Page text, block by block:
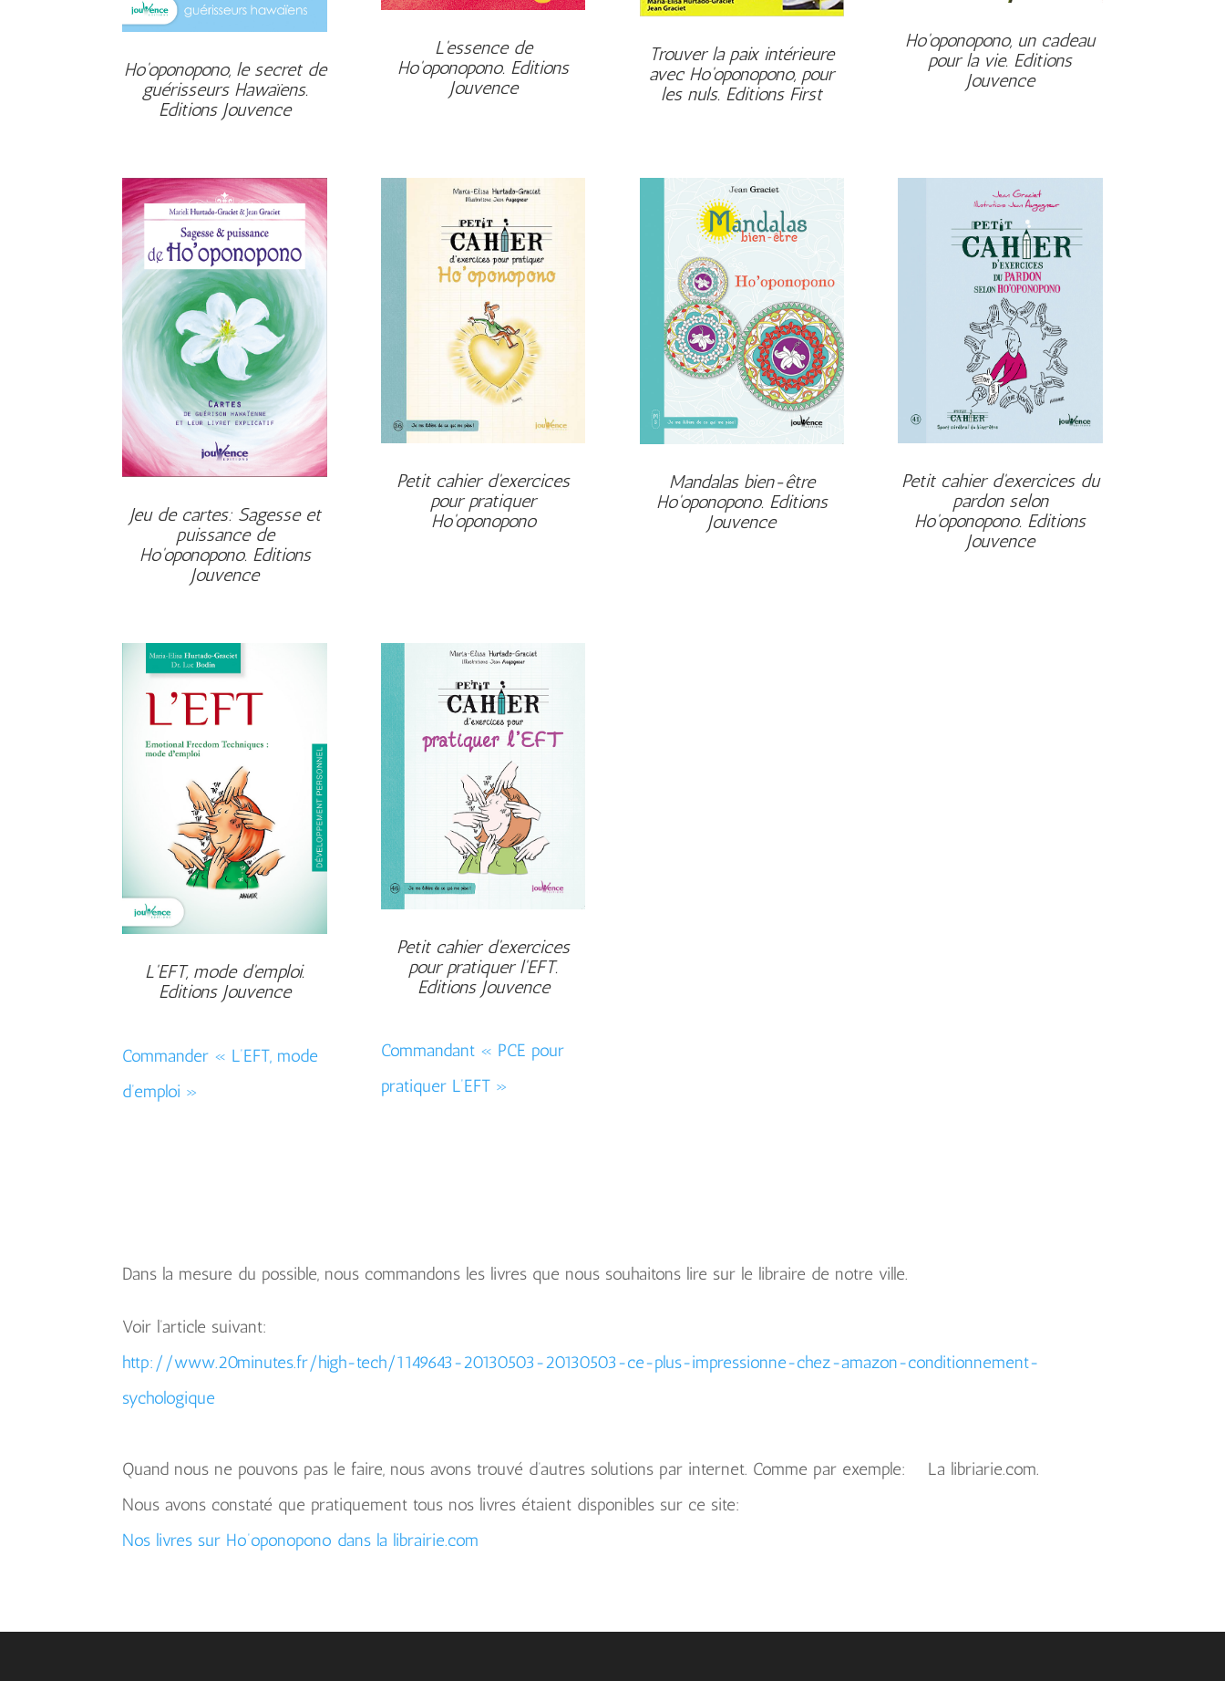
Ho'oponopono, le secret de
guérisseurs Hawaïens.
Editions Jouvence
L'essence de
Ho'oponopono. Editions
Jouvence
Trouver la paix intérieure
avec Ho'oponopono, pour
les nuls. Editions First
Ho'oponopono, un cadeau
pour la vie. Editions
Jouvence
Jeu de cartes: Sagesse et
puissance de
Ho'oponopono. Editions
Jouvence
Petit cahier d'exercices
pour pratiquer
Ho'oponopono
Mandalas bien-être
Ho'oponopono. Editions
Jouvence
Petit cahier d'exercices du
pardon selon
Ho'oponopono. Editions
Jouvence
L'EFT, mode d'emploi.
Editions Jouvence
Commander « L’EFT, mode
d’emploi »
Petit cahier d'exercices
pour pratiquer l'EFT.
Editions Jouvence
Commandant « PCE pour
pratiquer L’EFT »
Dans la mesure du possible, nous commandons les livres que nous souhaitons lire sur le libraire de notre ville.
Voir l’article suivant:
http://www.20minutes.fr/high-tech/1149643-20130503-20130503-ce-plus-impressionne-chez-amazon-conditionnement-
sychologique
Quand nous ne pouvons pas le faire, nous avons trouvé d’autres solutions par internet. Comme par exemple: La libriarie.com.
Nous avons constaté que pratiquement tous nos livres étaient disponibles sur ce site:
Nos livres sur Ho’oponopono dans la librairie.com